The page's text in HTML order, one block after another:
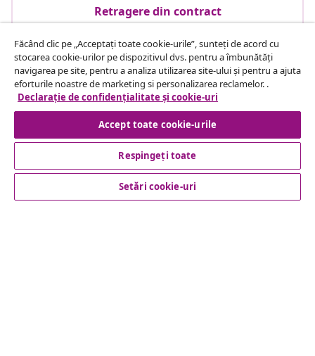
Retragere din contract
Serviciu clienți
Business
Descoperă mai multe
Făcând clic pe „Acceptați toate cookie-urile”, sunteți de acord cu
stocarea cookie-urilor pe dispozitivul dvs. pentru a îmbunătăți
navigarea pe site, pentru a analiza utilizarea site-ului și pentru a ajuta
eforturile noastre de marketing si personalizarea reclamelor. .
Declarație de confidențialitate și cookie-uri
Accept toate cookie-urile
Respingeți toate
Setări cookie-uri